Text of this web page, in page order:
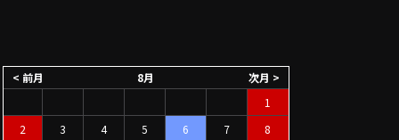
8月
< 前月
次月 >
1
2
3 4 5 6 7 8